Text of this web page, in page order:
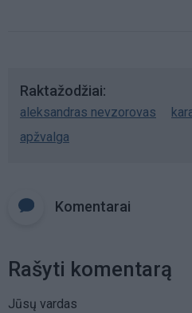
Raktažodžiai
aleksandras nevzorovas
apžvalga
Komentarai
Rašyti komentarą
Jūsų vardas